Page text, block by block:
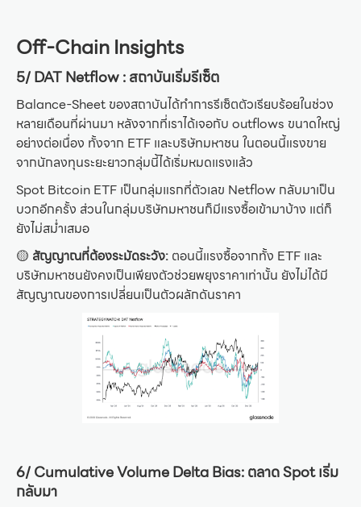
Off-Chain Insights
5/ DAT Netflow : สถาบันเริ่มรีเซ็ต
Balance-Sheet ของสถาบันได้ทำการรีเซ็ตตัวเรียบร้อยในช่วง
หลายเดือนที่ผ่านมา หลังจากที่เราได้เจอกับ outflows ขนาดใหญ่
อย่างต่อเนื่อง ทั้งจาก ETF และบริษัทมหาชน ในตอนนี้แรงขาย
จากนักลงทุนระยะยาวกลุ่มนี้ได้เริ่มหมดแรงแล้ว
Spot Bitcoin ETF เป็นกลุ่มแรกที่ตัวเลข Netflow กลับมาเป็น
บวกอีกครั้ง ส่วนในกลุ่มบริษัทมหาชนก็มีแรงซื้อเข้ามาบ้าง แต่ก็
ยังไม่สม่ำเสมอ
🟡 สัญญาณที่ต้องระมัดระวัง: ตอนนี้แรงซื้อจากทั้ง ETF และ
บริษัทมหาชนยังคงเป็นเพียงตัวช่วยพยุงราคาเท่านั้น ยังไม่ได้มี
สัญญาณของการเปลี่ยนเป็นตัวผลักดันราคา
6/ Cumulative Volume Delta Bias: ตลาด Spot เริ่ม
กลับมา